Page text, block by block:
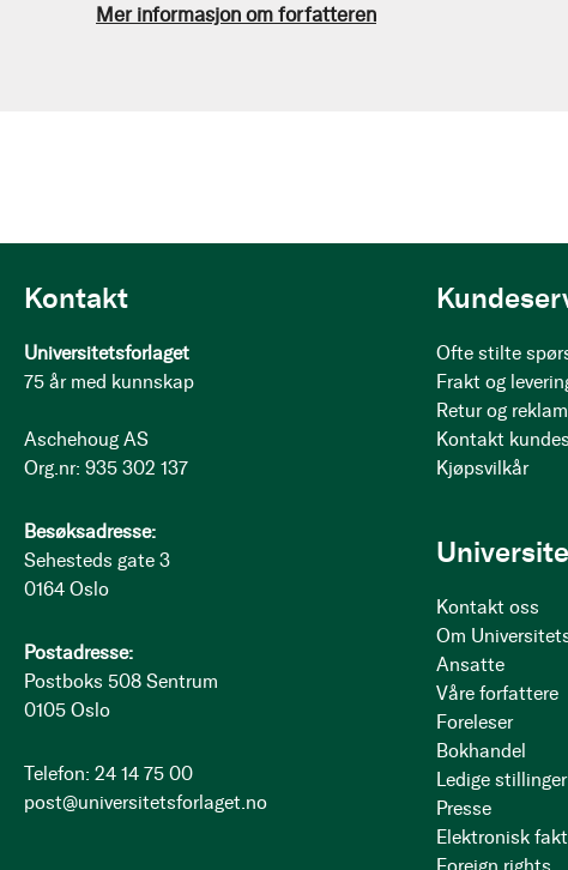
Mer informasjon om forfatteren
Kontakt
Universitetsforlaget
75 år med kunnskap
Aschehoug AS
Org.nr: 935 302 137
Besøksadresse:
Sehesteds gate 3
0164 Oslo
Postadresse:
Postboks 508 Sentrum
0105 Oslo
Telefon: 24 14 75 00
post@universitetsforlaget.no
Ofte stilte
Frakt og
Retur og
Kontakt
Kjøpsvilkår
Kontakt oss
Om
Ansatte
Våre forfattere
Foreleser
Bokhandel
Ledige stillinger
Presse
Elektronisk